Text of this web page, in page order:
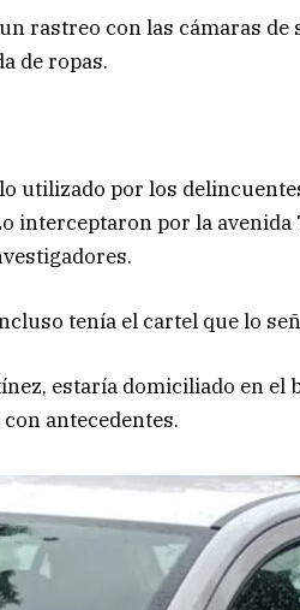
rastreo con las cámaras de
de ropas.
utilizado por los
interceptaron por la avenida
tenía el cartel que lo
estaría domiciliado en el
antecedentes.